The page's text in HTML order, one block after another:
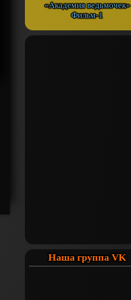
«Академия ведьмочек»
Фильм-1
Наша группа VK